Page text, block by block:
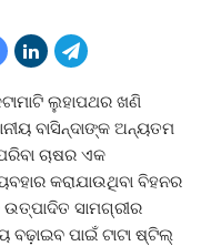
ଲୁହାପଥର ଖଣି
ବାସିନ୍ଦାଙ୍କ ଅନ୍ୟତମ
ଚାଷର ଏକ
କରାଯାଉଥିବା ବିହନର
ଉତ୍ପାଦିତ ସାମଗ୍ରୀର
ପାଇଁ ଟାଟା ଷ୍ଟିଲ୍‌